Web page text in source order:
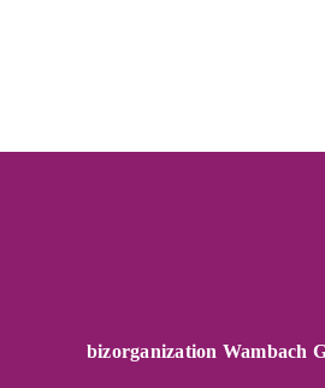
bizorganization Wambach